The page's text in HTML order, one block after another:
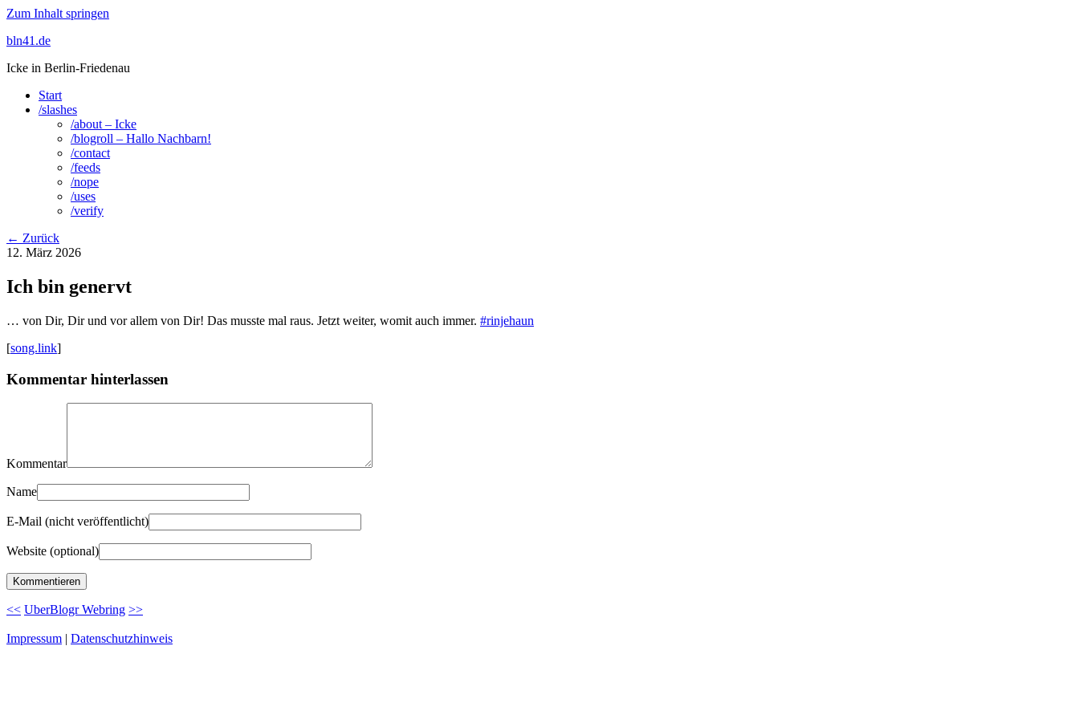
Zum Inhalt springen
bln41.de
Icke in Berlin-Friedenau
Start
/slashes
/about – Icke
/blogroll – Hallo Nachbarn!
/contact
/feeds
/nope
/uses
/verify
← Zurück
12. März 2026
Ich bin genervt
… von Dir, Dir und vor allem von Dir! Das musste mal raus. Jetzt weiter, womit auch immer. #rinjehaun
[song.link]
Kommentar hinterlassen
Kommentar
Name
E-Mail (nicht veröffentlicht)
Website (optional)
<< UberBlogr Webring >>
Impressum | Datenschutzhinweis